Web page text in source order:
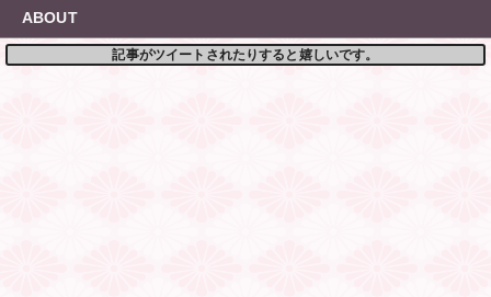
ABOUT
記事がツイートされたりすると嬉しいです。